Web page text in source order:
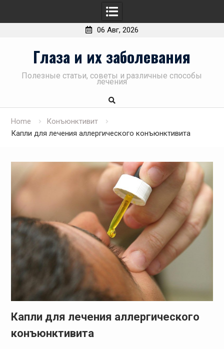
06 Авг, 2026
Глаза и их заболевания
Полезные статьи, советы и различные способы
лечения
Home
Конъюнктивит
Капли для лечения аллергического конъюнктивита
Капли для лечения аллергического
конъюнктивита